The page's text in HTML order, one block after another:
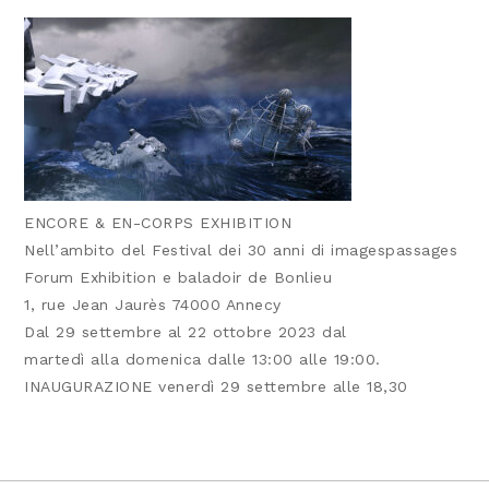
ENCORE & EN-CORPS EXHIBITION
Nell’ambito del Festival dei 30 anni di imagespassages
Forum Exhibition e baladoir de Bonlieu
1, rue Jean Jaurès 74000 Annecy
Dal 29 settembre al 22 ottobre 2023 dal
martedì alla domenica dalle 13:00 alle 19:00.
INAUGURAZIONE venerdì 29 settembre alle 18,30